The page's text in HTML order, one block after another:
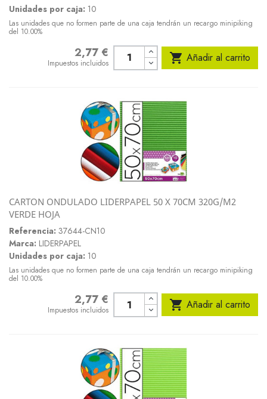
Unidades por caja: 10
Las unidades que no formen parte de una caja tendrán un recargo minipiking
del 10.00%
2,77 €
Impuestos incluidos  Añadir al carrito
CARTON ONDULADO LIDERPAPEL 50 X 70CM 320G/M2
VERDE HOJA
Referencia: 37644-CN10
Marca: LIDERPAPEL
Unidades por caja: 10
Las unidades que no formen parte de una caja tendrán un recargo minipiking
del 10.00%
2,77 €
Impuestos incluidos  Añadir al carrito